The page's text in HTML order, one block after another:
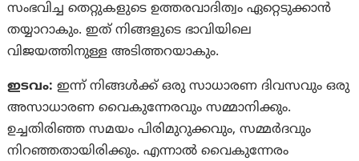
സംഭവിച്ച തെറ്റുകളുടെ ഉത്തരവാദിത്വം ഏറ്റെടുക്കാൻ
തയ്യാറാകും. ഇത് നിങ്ങളുടെ ഭാവിയിലെ
വിജയത്തിനുള്ള അടിത്തറയാകും.
ഇടവം:ഇന്ന് നിങ്ങള്‍ക്ക് ഒരു സാധാരണ ദിവസവും ഒരു
അസാധാരണ വൈകുന്നേരവും സമ്മാനിക്കും.
ഉച്ചതിരിഞ്ഞ സമയം പിരിമുറുക്കവും, സമ്മർദവും
നിറഞ്ഞതായിരിക്കും. എന്നാല്‍ വൈകുന്നേരം